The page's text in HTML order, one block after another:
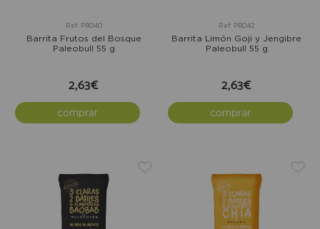
Ref: PB040
Barrita Frutos del Bosque
Paleobull 55 g
2,63€
comprar
Ref: PB042
Barrita Limón Goji y Jengibre
Paleobull 55 g
2,63€
comprar